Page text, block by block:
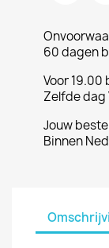
60 dagen
Voor 19.00
Zelfde dag
Jouw
Binnen